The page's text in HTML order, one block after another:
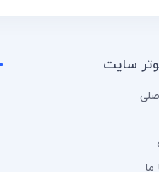
سایت